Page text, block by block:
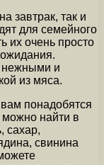
завтрак, так и
для семейного
их очень просто
нежными и
из мяса.
понадобятся
найти в
сахар,
свинина